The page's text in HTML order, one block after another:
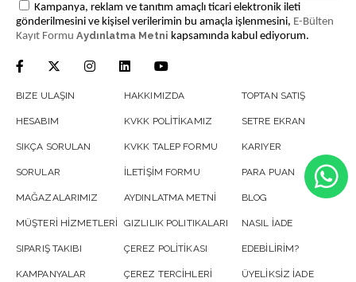
Kampanya, reklam ve tanıtım amaçlı ticari elektronik ileti
gönderilmesini ve kişisel verilerimin bu amaçla işlenmesini, E-Bülten
Kayıt Formu Aydınlatma Metni kapsamında kabul ediyorum.
BIZE ULAŞIN
HESABIM
SIKÇA SORULAN
SORULAR
MAĞAZALARIMIZ
MÜŞTERİ HİZMETLERİ
SIPARIŞ TAKIBI
KAMPANYALAR
HAKKIMIZDA
KVKK POLİTİKAMIZ
KVKK TALEP FORMU
İLETİŞİM FORMU
AYDINLATMA METNİ
GIZLILIK POLITIKALARI
ÇEREZ POLİTİKASI
ÇEREZ TERCİHLERİ
TOPTAN SATIŞ
SETRE EKRAN
KARIYER
PARA PUAN
BLOG
NASIL İADE
EDEBİLİRİM?
ÜYELİKSİZ İADE